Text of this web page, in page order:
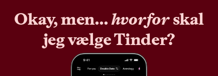
Okay, men…hvorforskal
jeg vælge Tinder?